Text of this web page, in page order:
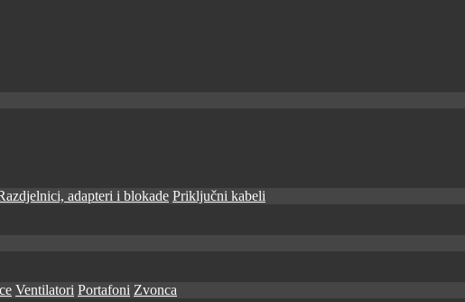
adapteri i blokade Priključni kabeli
Ventilatori Portafoni Zvonca